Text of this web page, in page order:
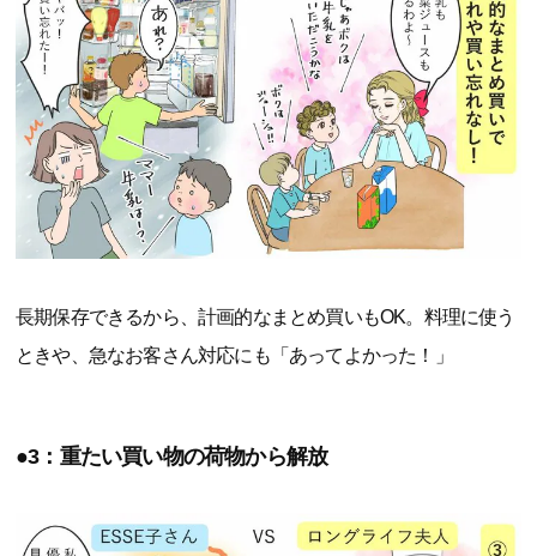
長期保存できるから、計画的なまとめ買いもOK。料理に使う
ときや、急なお客さん対応にも「あってよかった！」
●3：重たい買い物の荷物から解放